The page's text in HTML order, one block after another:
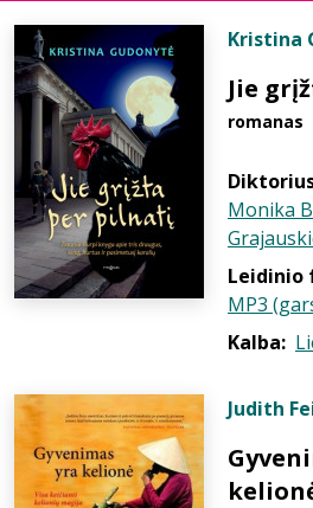
Kristina
Jie
romanas
Monika
Leidinio
MP3
Kalba:
Judith